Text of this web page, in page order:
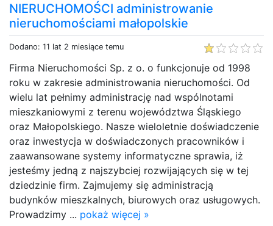
NIERUCHOMOŚCI administrowanie
nieruchomościami małopolskie
Dodano: 11 lat 2 miesiące temu
Firma Nieruchomości Sp. z o. o funkcjonuje od 1998
roku w zakresie administrowania nieruchomości. Od
wielu lat pełnimy administrację nad wspólnotami
mieszkaniowymi z terenu województwa Śląskiego
oraz Małopolskiego. Nasze wieloletnie doświadczenie
oraz inwestycja w doświadczonych pracowników i
zaawansowane systemy informatyczne sprawia, iż
jesteśmy jedną z najszybciej rozwijających się w tej
dziedzinie firm. Zajmujemy się administracją
budynków mieszkalnych, biurowych oraz usługowych.
Prowadzimy ... pokaż więcej »